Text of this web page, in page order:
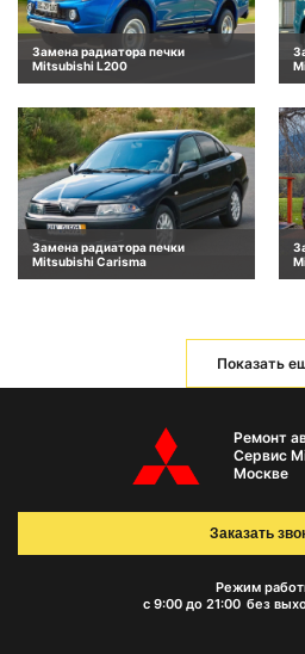
Замена радиатора печки
Mitsubishi L200
Замена радиатора печки
Mitsubishi Carisma
Показать
Ремонт
Сервис
Москве
Режим
с 9:00 до 21:00 без
Заказать